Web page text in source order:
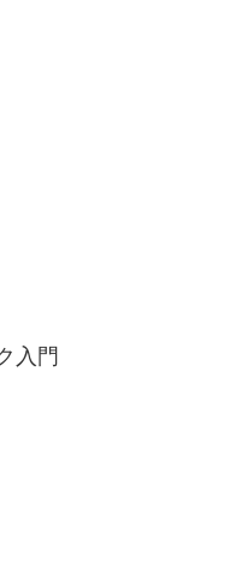
入門